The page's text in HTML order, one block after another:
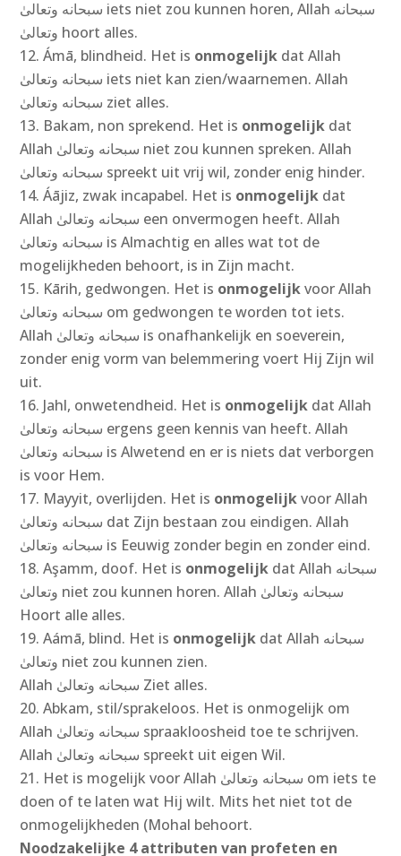
سبحانه وتعالىٰ iets niet zou kunnen horen, Allah سبحانه
وتعالىٰ hoort alles.
Ámā, blindheid. Het is onmogelijk dat Allah
سبحانه وتعالىٰ iets niet kan zien/waarnemen. Allah
سبحانه وتعالىٰ ziet alles.
Bakam, non sprekend. Het is onmogelijk dat
Allah سبحانه وتعالىٰ niet zou kunnen spreken. Allah
سبحانه وتعالىٰ spreekt uit vrij wil, zonder enig hinder.
Áājiz, zwak incapabel. Het is onmogelijk dat
Allah سبحانه وتعالىٰ een onvermogen heeft. Allah
سبحانه وتعالىٰ is Almachtig en alles wat tot de
mogelijkheden behoort, is in Zijn macht.
Kārih, gedwongen. Het is onmogelijkvoor Allah
سبحانه وتعالىٰ‎ om gedwongen te worden tot iets.
Allah سبحانه وتعالىٰ is onafhankelijk en soeverein,
zonder enig vorm van belemmering voert Hij Zijn wil
uit.
Jahl, onwetendheid. Het is onmogelijk dat Allah
سبحانه وتعالىٰ‎ ergens geen kennis van heeft. Allah
سبحانه وتعالىٰ‎ is Alwetend en er is niets dat verborgen
is voor Hem.
Mayyit, overlijden. Het is onmogelijkvoor Allah
سبحانه وتعالىٰ‎ dat Zijn bestaan zou eindigen. Allah
سبحانه وتعالىٰ‎ is Eeuwig zonder begin en zonder eind.
Aşamm, doof. Het is onmogelijk dat Allah سبحانه
وتعالىٰ‎ niet zou kunnen horen. Allah سبحانه وتعالىٰ‎
Hoort alle alles.
Aámā, blind. Het is onmogelijk dat Allah سبحانه
وتعالىٰ‎ niet zou kunnen zien.
Allah سبحانه وتعالىٰ‎ Ziet alles.
Abkam, stil/sprakeloos. Het is onmogelijk om
Allah سبحانه وتعالىٰ‎ spraakloosheid toe te schrijven.
Allah سبحانه وتعالىٰ‎ spreekt uit eigen Wil.
Het is mogelijk voor Allah سبحانه وتعالىٰ‎ om iets te
doen of te laten wat Hij wilt. Mits het niet tot de
onmogelijkheden (Mohal behoort.
Noodzakelijke 4 attributen van profeten en